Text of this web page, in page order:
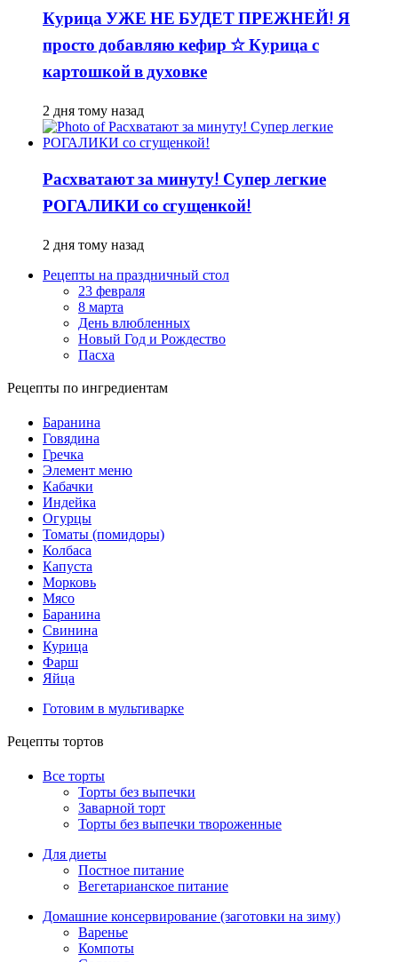
Курица УЖЕ НЕ БУДЕТ ПРЕЖНЕЙ! Я
просто добавляю кефир ☆ Курица с
картошкой в духовке
2 дня тому назад
Расхватают за минуту! Супер легкие
РОГАЛИКИ со сгущенкой!
2 дня тому назад
Рецепты на праздничный стол
23 февраля
8 марта
День влюбленных
Новый Год и Рождество
Пасха
Рецепты по ингредиентам
Баранина
Говядина
Гречка
Элемент меню
Кабачки
Индейка
Огурцы
Томаты (помидоры)
Колбаса
Капуста
Морковь
Мясо
Баранина
Свинина
Курица
Фарш
Яйца
Готовим в мультиварке
Рецепты тортов
Все торты
Торты без выпечки
Заварной торт
Торты без выпечки твороженные
Для диеты
Постное питание
Вегетарианское питание
Домашние консервирование (заготовки на зиму)
Варенье
Компоты